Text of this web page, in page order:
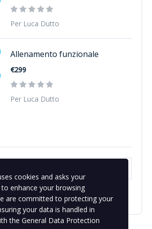
Per Luca Dutto
Allenamento funzionale
€299
Per Luca Dutto
cookies and asks your
enhance your browsing
are committed to protecting your
your data is handled in
the General Data Protection